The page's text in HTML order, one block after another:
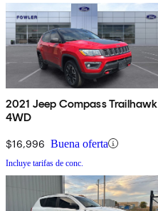
2021 Jeep Compass Trailhawk
4WD
$16,996 Buena oferta
Incluye tarifas de conc.